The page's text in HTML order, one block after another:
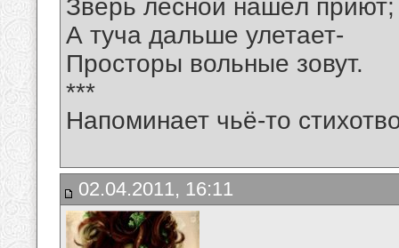
Зверь лесной нашёл приют;
А туча дальше улетает-
Просторы вольные зовут.
***
Напоминает чьё-то
02.04.2011, 16:11